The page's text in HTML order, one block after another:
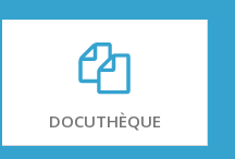
DOCUTHÈQUE